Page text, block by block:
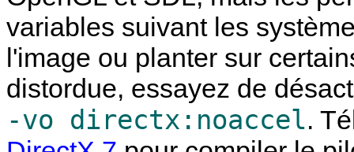
variables suivant les
l'image ou planter sur
distordue, essayez de
-vo directx:noaccel.